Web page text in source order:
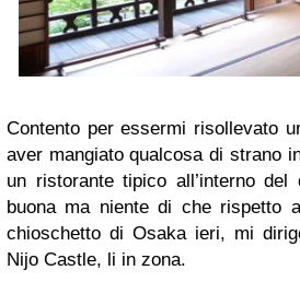
Contento per essermi risollevato
aver mangiato qualcosa di strano
un ristorante tipico all’interno del
buona ma niente di che rispetto
chioschetto di Osaka ieri, mi
Nijo Castle, li in zona.